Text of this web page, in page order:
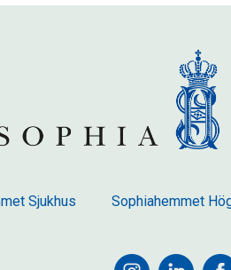
Sjukhus Sophiahemmet